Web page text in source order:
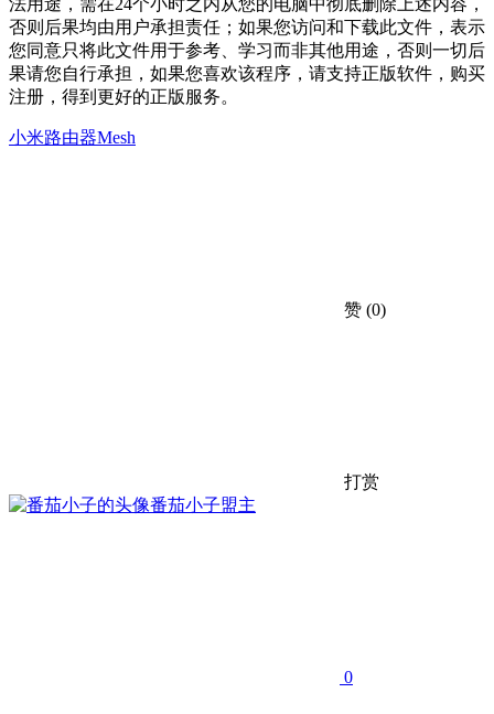
否则后果均由用户承担责任；如果您访问和下载此文件，表示
您同意只将此文件用于参考、学习而非其他用途，否则一切后
果请您自行承担，如果您喜欢该程序，请支持正版软件，购买
注册，得到更好的正版服务。
小米路由器Mesh
赞 (0)
打赏
番茄小子盟主
0